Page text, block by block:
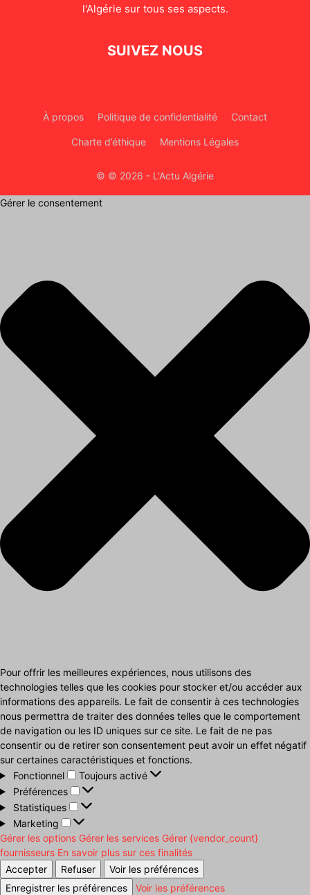
l'Algérie sur tous ses aspects.
SUIVEZ NOUS
À propos Politique de confidentialité Contact
Charte d’éthique Mentions Légales
© © 2026 - L'Actu Algérie
Gérer le consentement
Pour offrir les meilleures expériences, nous utilisons des
technologies telles que les cookies pour stocker et/ou accéder aux
informations des appareils. Le fait de consentir à ces technologies
nous permettra de traiter des données telles que le comportement
de navigation ou les ID uniques sur ce site. Le fait de ne pas
consentir ou de retirer son consentement peut avoir un effet négatif
sur certaines caractéristiques et fonctions.
Fonctionnel
Fonctionnel
Toujours activé
Préférences
Préférences
Statistiques
Statistiques
Marketing
Marketing
Gérer les options Gérer les services Gérer {vendor_count}
fournisseurs En savoir plus sur ces finalités
Accepter
Refuser
Voir les préférences
Enregistrer les préférences
Voir les préférences